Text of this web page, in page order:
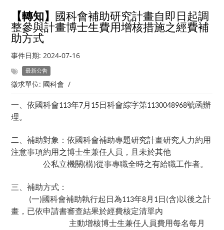
【轉知】
國科會補助研究計畫自即日起調
整參與計畫博士生費用增核措施之經費補
助方式
事件日期: 2024-07-16
最新公告
徵求單位: 國科會 /
一、依國科會113年7月 15日科會綜字第1130048968號函辦
理。
二、補助對象：依國科會補助專題研究計畫研究人力約用
注意事項約用之博士生兼任人員，且未於其他
公私立機關(構)從事專職全時之有給職工作者。
三、補助方式：
(一)國科會補助執行起日為113年8月 1日 (含) 以後之計
畫，已依申請書審查結果於經費核定清單內
主動增核博士生兼任人員費用每名每月